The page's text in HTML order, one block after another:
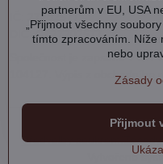
IČ: 27202577
DIČ: CZ27202577
Společnost je zapsána v OR
z obchodního
©
Předvolby soukromí
Vytvořeno
partnerům v EU, USA
„Přijmout všechny
tímto zpracováním. Níže
nebo
Zásady
Přijmout